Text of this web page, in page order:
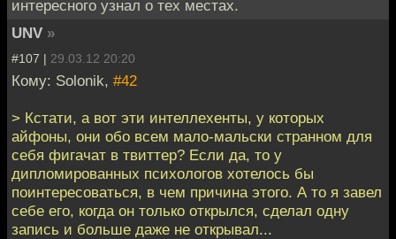
интересного узнал о тех местах.
UNV »
#107 | 29.03.12 20:20
Кому: Solonik, #42
> Кстати, а вот эти интеллехенты, у которых
айфоны, они обо всем мало-мальски странном для
себя фигачат в твиттер? Если да, то у
дипломированных психологов хотелось бы
поинтересоваться, в чем причина этого. А то я завел
себе его, когда он только открылся, сделал одну
запись и больше даже не открывал...